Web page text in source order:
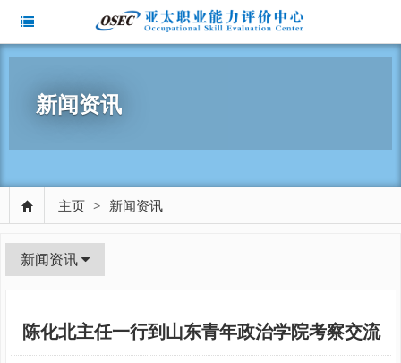
新闻资讯
主页 > 新闻资讯
新闻资讯
陈化北主任一行到山东青年政治学院考察交流